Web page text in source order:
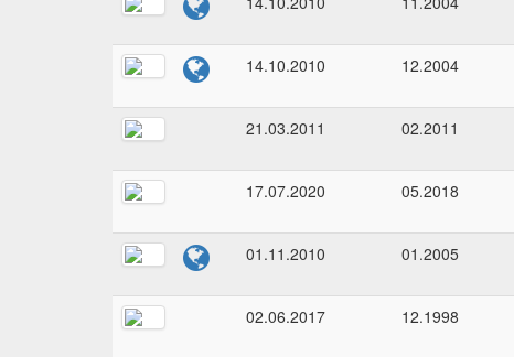
14.10.2010 12.2004
21.03.2011 02.2011
17.07.2020 05.2018
01.11.2010 01.2005
02.06.2017 12.1998